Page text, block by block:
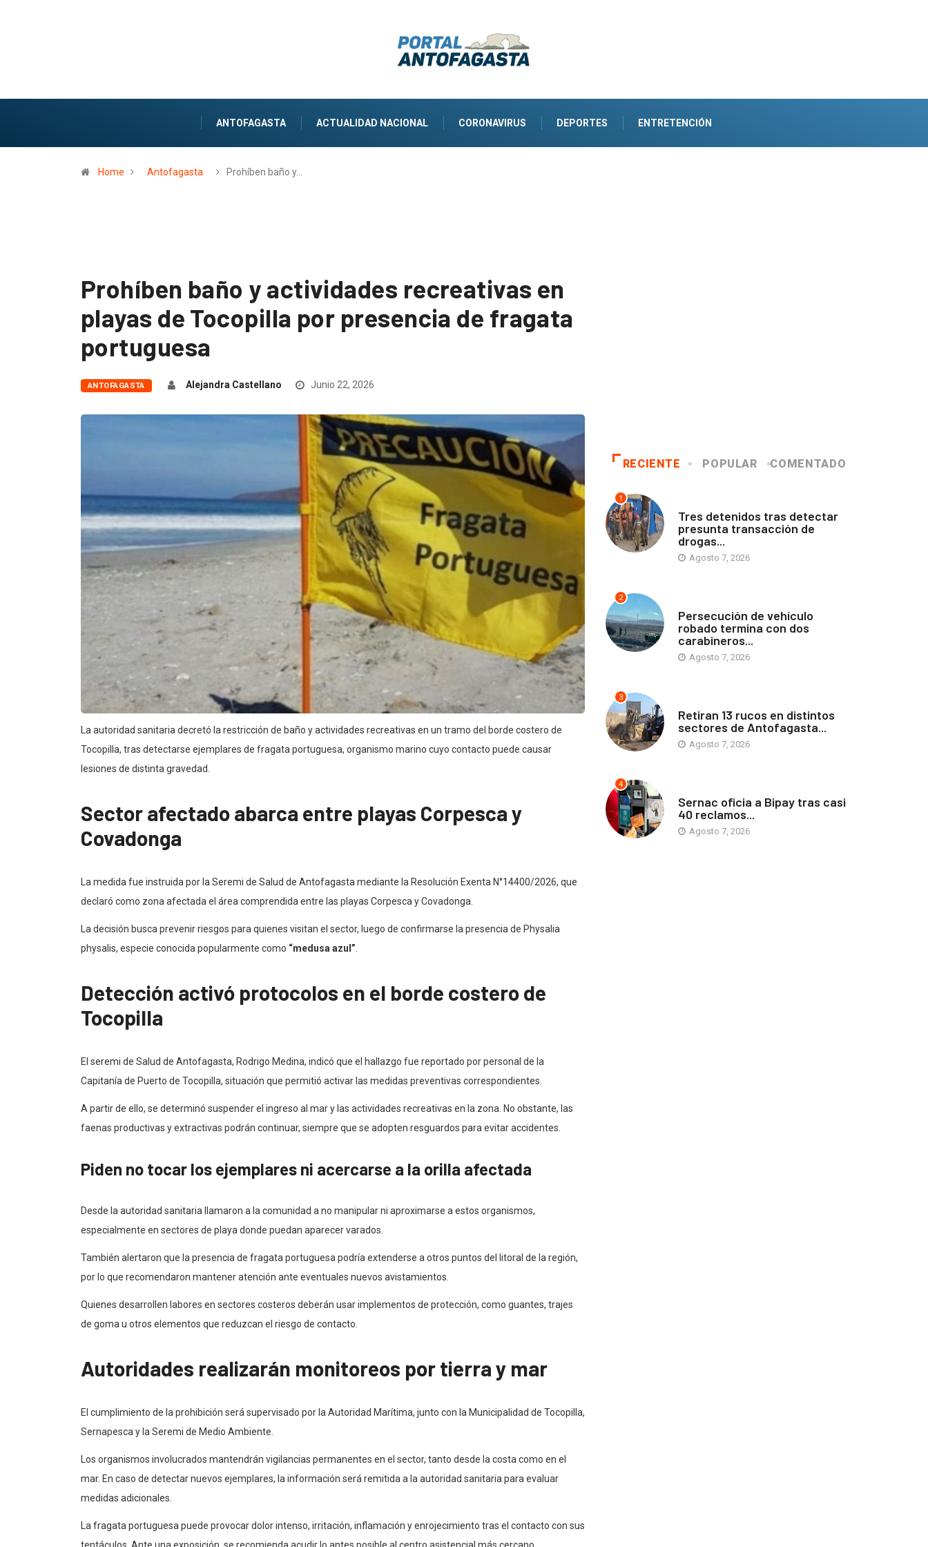
ANTOFAGASTA ACTUALIDAD NACIONAL CORONAVIRUS DEPORTES ENTRETENCIÓN
Home Antofagasta Prohíben baño y…
Prohíben baño y actividades recreativas en
playas de Tocopilla por presencia de fragata
portuguesa
ANTOFAGASTA Alejandra Castellano Junio 22, 2026
La autoridad sanitaria decretó la restricción de baño y actividades recreativas en un tramo del borde costero de
Tocopilla, tras detectarse ejemplares de fragata portuguesa, organismo marino cuyo contacto puede causar
lesiones de distinta gravedad.
Sector afectado abarca entre playas Corpesca y
Covadonga
La medida fue instruida por la Seremi de Salud de Antofagasta mediante la Resolución Exenta N°14400/2026, que
declaró como zona afectada el área comprendida entre las playas Corpesca y Covadonga.
La decisión busca prevenir riesgos para quienes visitan el sector, luego de confirmarse la presencia de Physalia
physalis, especie conocida popularmente como “medusa azul”.
Detección activó protocolos en el borde costero de
Tocopilla
El seremi de Salud de Antofagasta, Rodrigo Medina, indicó que el hallazgo fue reportado por personal de la
Capitanía de Puerto de Tocopilla, situación que permitió activar las medidas preventivas correspondientes.
A partir de ello, se determinó suspender el ingreso al mar y las actividades recreativas en la zona. No obstante, las
faenas productivas y extractivas podrán continuar, siempre que se adopten resguardos para evitar accidentes.
Piden no tocar los ejemplares ni acercarse a la orilla afectada
Desde la autoridad sanitaria llamaron a la comunidad a no manipular ni aproximarse a estos organismos,
especialmente en sectores de playa donde puedan aparecer varados.
También alertaron que la presencia de fragata portuguesa podría extenderse a otros puntos del litoral de la región,
por lo que recomendaron mantener atención ante eventuales nuevos avistamientos.
Quienes desarrollen labores en sectores costeros deberán usar implementos de protección, como guantes, trajes
de goma u otros elementos que reduzcan el riesgo de contacto.
Autoridades realizarán monitoreos por tierra y mar
El cumplimiento de la prohibición será supervisado por la Autoridad Marítima, junto con la Municipalidad de Tocopilla,
Sernapesca y la Seremi de Medio Ambiente.
Los organismos involucrados mantendrán vigilancias permanentes en el sector, tanto desde la costa como en el
mar. En caso de detectar nuevos ejemplares, la información será remitida a la autoridad sanitaria para evaluar
medidas adicionales.
La fragata portuguesa puede provocar dolor intenso, irritación, inflamación y enrojecimiento tras el contacto con sus
RECIENTE POPULAR COMENTADO
1
Tres detenidos tras detectar
presunta transacción de
drogas...
Agosto 7, 2026
2
Persecución de vehículo
robado termina con dos
carabineros...
Agosto 7, 2026
3
Retiran 13 rucos en distintos
sectores de Antofagasta...
Agosto 7, 2026
4
Sernac oficia a Bipay tras casi
40 reclamos...
Agosto 7, 2026